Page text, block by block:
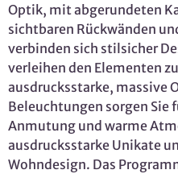
Optik, mit abgerundeten
sichtbaren Rückwänden
verbinden sich stilsicher
verleihen den Elementen
ausdrucksstarke, massive
Beleuchtungen sorgen Sie
Anmutung und warme
ausdrucksstarke Unikate
Wohndesign. Das